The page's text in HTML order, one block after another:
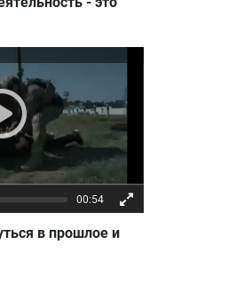
в прошлое и
00:54
в прошлое и